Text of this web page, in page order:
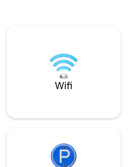
casa (20 € por la
estancia).
Wifi